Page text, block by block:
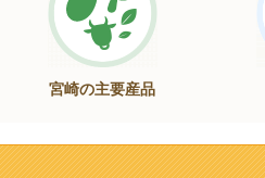
宮崎の主要産品